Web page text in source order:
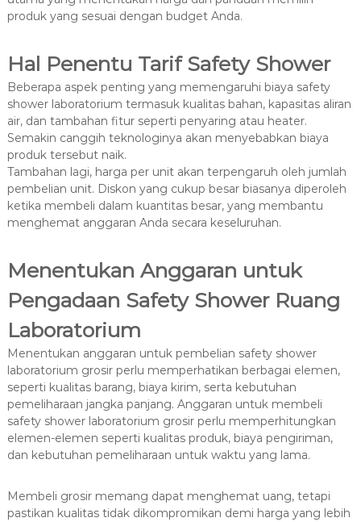
produk yang sesuai dengan budget Anda.
Hal Penentu Tarif Safety Shower
Beberapa aspek penting yang memengaruhi biaya safety
shower laboratorium termasuk kualitas bahan, kapasitas aliran
air, dan tambahan fitur seperti penyaring atau heater.
Semakin canggih teknologinya akan menyebabkan biaya
produk tersebut naik.
Tambahan lagi, harga per unit akan terpengaruh oleh jumlah
pembelian unit. Diskon yang cukup besar biasanya diperoleh
ketika membeli dalam kuantitas besar, yang membantu
menghemat anggaran Anda secara keseluruhan.
Menentukan Anggaran untuk
Pengadaan Safety Shower Ruang
Laboratorium
Menentukan anggaran untuk pembelian safety shower
laboratorium grosir perlu memperhatikan berbagai elemen,
seperti kualitas barang, biaya kirim, serta kebutuhan
pemeliharaan jangka panjang. Anggaran untuk membeli
safety shower laboratorium grosir perlu memperhitungkan
elemen-elemen seperti kualitas produk, biaya pengiriman,
dan kebutuhan pemeliharaan untuk waktu yang lama.
Membeli grosir memang dapat menghemat uang, tetapi
pastikan kualitas tidak dikompromikan demi harga yang lebih